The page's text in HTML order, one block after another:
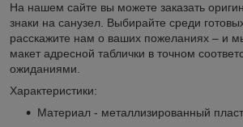
На нашем сайте вы можете заказать
знаки на санузел. Выбирайте среди
расскажите нам о ваших пожеланиях – и
макет адресной таблички в точном
ожиданиями.
Характеристики:
Материал - металлизированный